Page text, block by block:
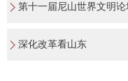
第十一届尼山世界文明论
深化改革看山东